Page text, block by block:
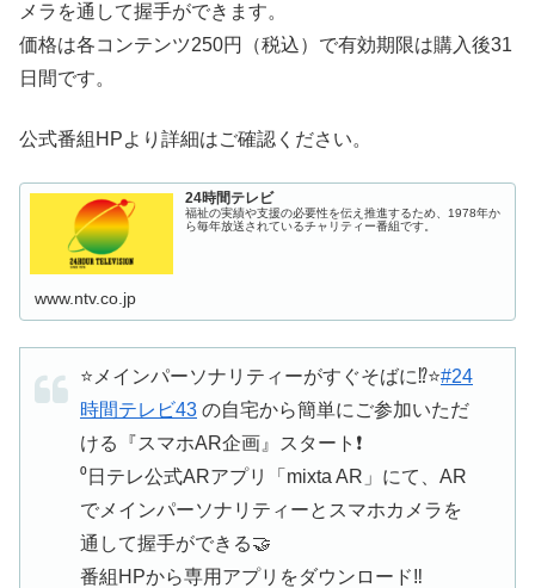
メラを通して握手ができます。
価格は各コンテンツ250円（税込）で有効期限は購入後31
日間です。
公式番組HPより詳細はご確認ください。
24時間テレビ
福祉の実績や支援の必要性を伝え推進するため、1978年か
ら毎年放送されているチャリティー番組です。
www.ntv.co.jp
⭐️メインパーソナリティーがすぐそばに⁉️⭐️#24
時間テレビ43 の自宅から簡単にご参加いただ
ける『スマホAR企画』スタート❗️
⁰日テレ公式ARアプリ「mixta AR」にて、AR
でメインパーソナリティーとスマホカメラを
通して握手ができる🤝
番組HPから専用アプリをダウンロード‼️